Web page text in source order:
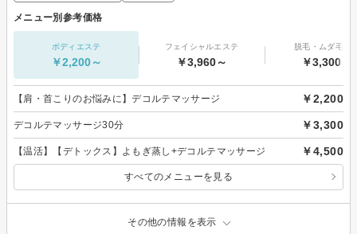
メニュー別参考価格
ボディエステ
￥2,200～
フェイシャルエステ
￥3,960～
脱毛・ムダ毛処
￥3,300～
【肩・首こりのお悩みに】デコルテマッサージ ￥2,200
デコルテマッサージ30分 ￥3,300
【温活】【デトックス】よもぎ蒸し+デコルテマッサージ ￥4,500
すべてのメニューを見る
その他の情報を表示